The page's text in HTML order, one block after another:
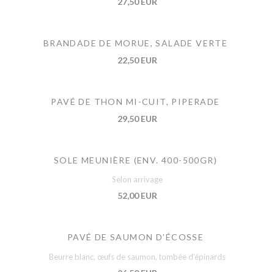
BRANDADE DE MORUE, SALADE VERTE
22,50 EUR
PAVÉ DE THON MI-CUIT, PIPERADE
29,50 EUR
SOLE MEUNIÈRE (ENV. 400-500GR)
Selon arrivage
52,00 EUR
PAVÉ DE SAUMON D’ÉCOSSE
Beurre blanc, œufs de saumon, tombée d’épinards